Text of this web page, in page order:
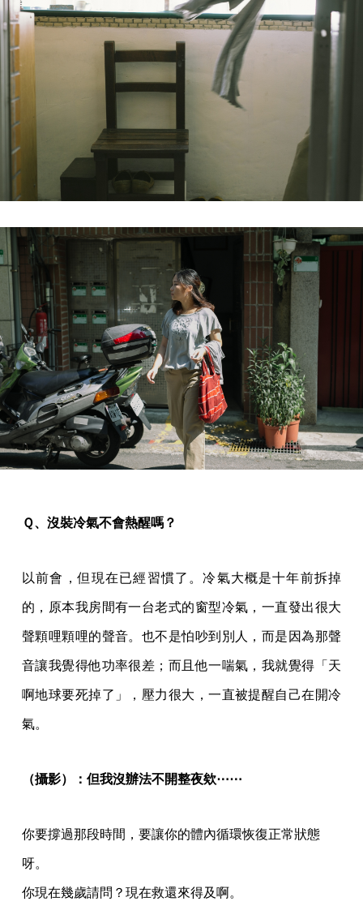
Ｑ、沒裝冷氣不會熱醒嗎？
以前會，但現在已經習慣了。冷氣大概是十年前拆掉
的，原本我房間有一台老式的窗型冷氣，一直發出很大
聲顆哩顆哩的聲音。也不是怕吵到別人，而是因為那聲
音讓我覺得他功率很差；而且他一喘氣，我就覺得「天
啊地球要死掉了」，壓力很大，一直被提醒自己在開冷
氣。
（攝影）：但我沒辦法不開整夜欸⋯⋯
你要撐過那段時間，要讓你的體內循環恢復正常狀態
呀。
你現在幾歲請問？現在救還來得及啊。